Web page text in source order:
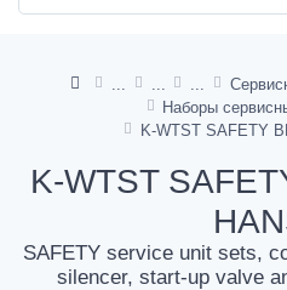
K-WTST SAFETY
K-WTST
SAFETY service unit sets,
silencer, start-up valve